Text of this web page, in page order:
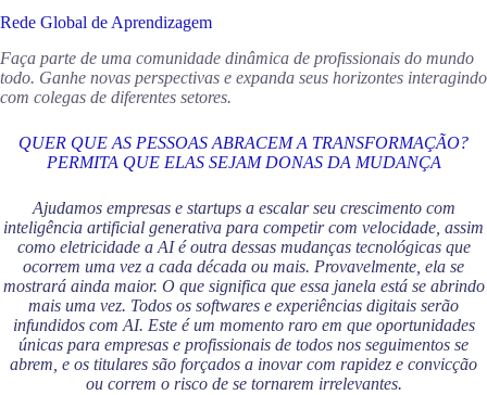
Rede Global de Aprendizagem
Faça parte de uma comunidade dinâmica de profissionais do mundo
todo. Ganhe novas perspectivas e expanda seus horizontes interagindo
com colegas de diferentes setores.
QUER QUE AS PESSOAS ABRACEM A TRANSFORMAÇÃO?
PERMITA QUE ELAS SEJAM DONAS DA MUDANÇA
Ajudamos empresas e startups a escalar seu crescimento com
inteligência artificial generativa para competir com velocidade, assim
como eletricidade a AI é outra dessas mudanças tecnológicas que
ocorrem uma vez a cada década ou mais. Provavelmente, ela se
mostrará ainda maior. O que significa que essa janela está se abrindo
mais uma vez. Todos os softwares e experiências digitais serão
infundidos com AI. Este é um momento raro em que oportunidades
únicas para empresas e profissionais de todos nos seguimentos se
abrem, e os titulares são forçados a inovar com rapidez e convicção
ou correm o risco de se tornarem irrelevantes.